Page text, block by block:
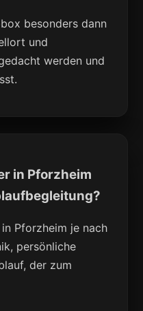
besonders dann
und
werden und
in Pforzheim
Pforzheim je nach
persönliche
der zum